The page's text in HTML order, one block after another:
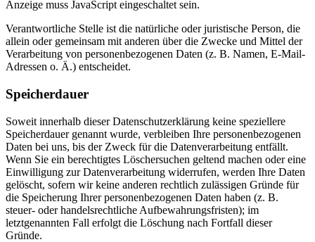
Anzeige muss JavaScript eingeschaltet sein.
Verantwortliche Stelle ist die natürliche oder juristische Person, die
allein oder gemeinsam mit anderen über die Zwecke und Mittel der
Verarbeitung von personenbezogenen Daten (z. B. Namen, E-Mail-
Adressen o. Ä.) entscheidet.
Speicherdauer
Soweit innerhalb dieser Datenschutzerklärung keine speziellere
Speicherdauer genannt wurde, verbleiben Ihre personenbezogenen
Daten bei uns, bis der Zweck für die Datenverarbeitung entfällt.
Wenn Sie ein berechtigtes Löschersuchen geltend machen oder eine
Einwilligung zur Datenverarbeitung widerrufen, werden Ihre Daten
gelöscht, sofern wir keine anderen rechtlich zulässigen Gründe für
die Speicherung Ihrer personenbezogenen Daten haben (z. B.
steuer- oder handelsrechtliche Aufbewahrungsfristen); im
letztgenannten Fall erfolgt die Löschung nach Fortfall dieser
Gründe.